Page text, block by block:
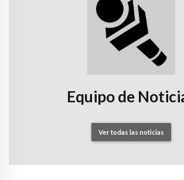
Equipo de
Ver todas las noticias